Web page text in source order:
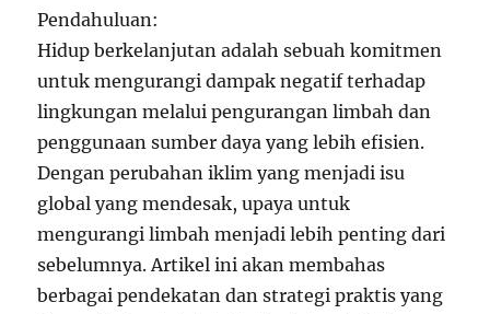
Pendahuluan:
Hidup berkelanjutan adalah sebuah komitmen
untuk mengurangi dampak negatif terhadap
lingkungan melalui pengurangan limbah dan
penggunaan sumber daya yang lebih efisien.
Dengan perubahan iklim yang menjadi isu
global yang mendesak, upaya untuk
mengurangi limbah menjadi lebih penting dari
sebelumnya. Artikel ini akan membahas
berbagai pendekatan dan strategi praktis yang